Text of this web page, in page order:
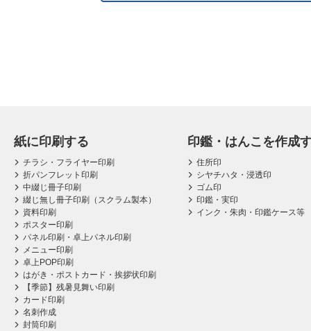
紙に印刷する
チラシ・フライヤー印刷
折パンフレット印刷
中綴じ冊子印刷
綴じ無し冊子印刷（スクラム製本）
資料印刷
ポスター印刷
パネル印刷・卓上パネル印刷
メニュー印刷
卓上POP印刷
はがき・ポストカード・挨拶状印刷
【季節】残暑見舞い印刷
カード印刷
名刺作成
封筒印刷
印鑑・はんこを作成
住所印
シヤチハタ・浸透印
ゴム印
印鑑・実印
インク・朱肉・印鑑ケース等